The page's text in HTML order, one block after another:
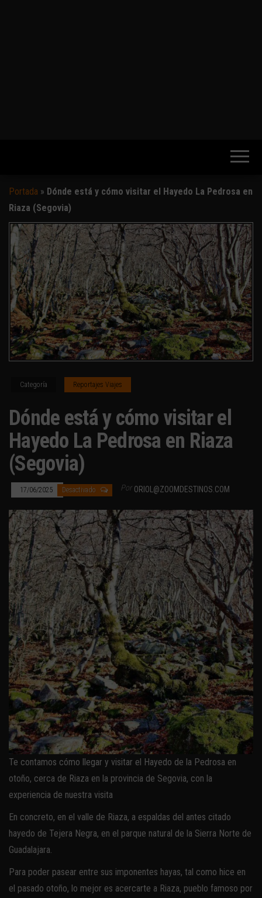
Portada » Dónde está y cómo visitar el Hayedo La Pedrosa en
Riaza (Segovia)
Categoría Reportajes Viajes
Dónde está y cómo visitar el
Hayedo La Pedrosa en Riaza
(Segovia)
17/06/2025 Desactivado Por ORIOL@ZOOMDESTINOS.COM
Te contamos cómo llegar y visitar el Hayedo de la Pedrosa en
otoño, cerca de Riaza en la provincia de Segovia, con la
experiencia de nuestra visita
En concreto, en el valle de Riaza, a espaldas del antes citado
hayedo de Tejera Negra, en el parque natural de la Sierra Norte de
Guadalajara.
Para poder pasear entre sus imponentes hayas, tal como hice en
el pasado otoño, lo mejor es acercarte a Riaza, pueblo famoso por